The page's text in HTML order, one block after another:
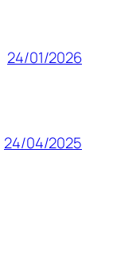
24/01/2026
24/04/2025